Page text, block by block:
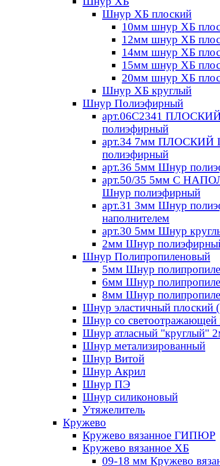
Шнур ХБ плоский
10мм шнур ХБ
12мм шнур ХБ
14мм шнур ХБ
15мм шнур ХБ
20мм шнур ХБ
Шнур ХБ круглый
Шнур Полиэфирный
арт.06С2341
полиэфирный
арт.34 7мм ПЛОСКИЙ
полиэфирный
арт.36 5мм Шнур
арт.50/35 5мм С
Шнур полиэфирный
арт.31 3мм Шнур
наполнителем
арт.30 5мм Шнур
2мм Шнур
Шнур Полипропиленовый
5мм Шнур
6мм Шнур
8мм Шнур
Шнур эластичный плоский
Шнур со светоотражающей
Шнур атласный "круглый"
Шнур метализированный
Шнур Витой
Шнур Акрил
Шнур ПЭ
Шнур силиконовый
Утяжелитель
Кружево
Кружево вязанное ГИПЮР
Кружево вязанное ХБ
09-18 мм Кружево